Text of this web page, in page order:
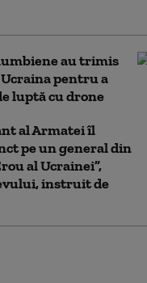
au trimis
pentru a
luptă cu drone
al Armatei îl
pe un general din
al Ucrainei”,
instruit de